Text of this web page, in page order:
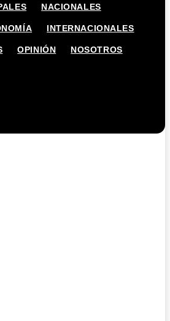
NACIONALES
INTERNACIONALES
OPINIÓN NOSOTROS